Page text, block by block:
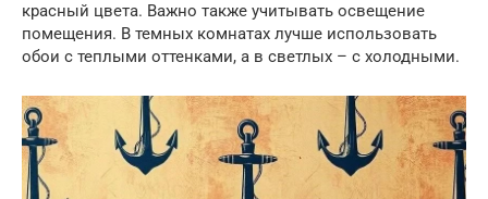
красный цвета. Важно также учитывать освещение
помещения. В темных комнатах лучше использовать
обои с теплыми оттенками, а в светлых – с холодными.